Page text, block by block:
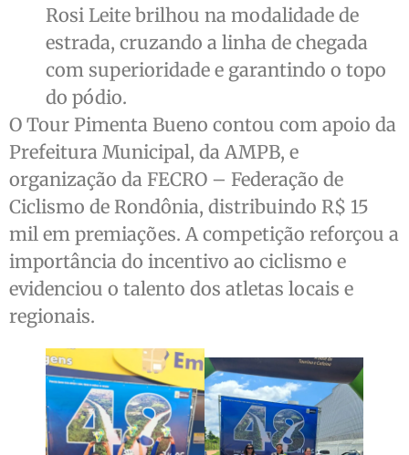
Rosi Leite brilhou na modalidade de
estrada, cruzando a linha de chegada
com superioridade e garantindo o topo
do pódio.
O Tour Pimenta Bueno contou com apoio da
Prefeitura Municipal, da AMPB, e
organização da FECRO – Federação de
Ciclismo de Rondônia, distribuindo R$ 15
mil em premiações. A competição reforçou a
importância do incentivo ao ciclismo e
evidenciou o talento dos atletas locais e
regionais.